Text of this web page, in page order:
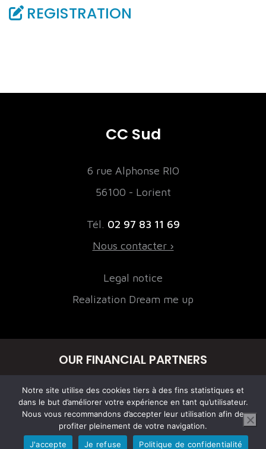
REGISTRATION
CC Sud
6 rue Alphonse RIO
56100 - Lorient
Tél. 02 97 83 11 69
Nous contacter ›
Legal notice
Realization Dream me up
OUR FINANCIAL PARTNERS
Notre site utilise des cookies tiers à des fins statistiques et
dans le but d’améliorer votre expérience en tant qu’utilisateur.
Nous vous recommandons d’accepter leur utilisation afin de
profiter pleinement de votre navigation.
J'accepte
Je refuse Politique de confidentialité